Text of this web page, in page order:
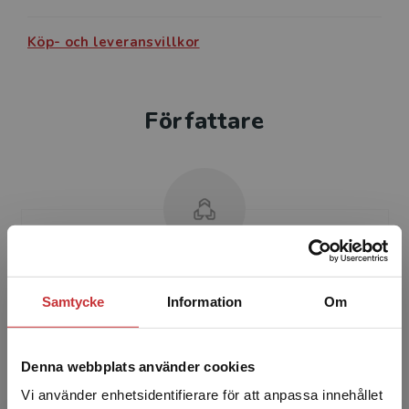
Samtycke Information Om
Denna webbplats använder cookies
Vi använder enhetsidentifierare för att anpassa innehållet
Köp- och leveransvillkor
Författare
Jon-Erik Dahlin
Jon-Erik Dahlin är verksam vid King’s College
av arbete i skärningspunkten mellan teknik,
utbildning ...